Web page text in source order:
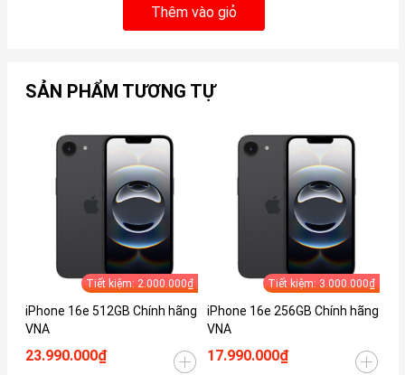
Thêm vào giỏ
SẢN PHẨM TƯƠNG TỰ
Tiết kiệm: 2.000.000₫
iPhone 16e 512GB Chính hãng
VNA
23.990.000₫
Tiết kiệm: 3.000.000₫
iPhone 16e 256GB Chính hãng
VNA
17.990.000₫